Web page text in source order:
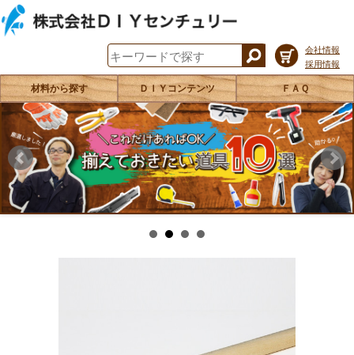
会社情報
採用情報
材料から探す ＤＩＹコンテンツ ＦＡＱ